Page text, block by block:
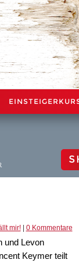
mir!| 0 Kommentare
und Levon
Keymer teilt